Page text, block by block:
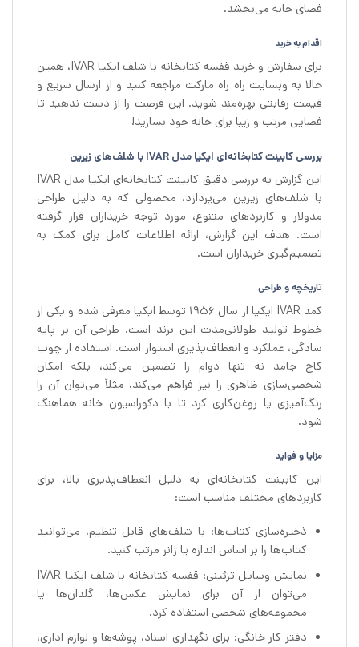
فضای خانه می‌بخشد.
اقدام به خرید
برای سفارش و خرید قفسه کتابخانه با شلف ایکیا IVAR، همین
حالا به وبسایت راه راه مارکت مراجعه کنید و از ارسال سریع و
قیمت رقابتی بهره‌مند شوید. این فرصت را از دست ندهید تا
فضایی مرتب و زیبا برای خانه خود بسازید!
بررسی کابینت کتابخانه‌ای ایکیا مدل IVAR با شلف‌های زیرین
این گزارش به بررسی دقیق کابینت کتابخانه‌ای ایکیا مدل IVAR
با شلف‌های زیرین می‌پردازد، محصولی که به دلیل طراحی
مدولار و کاربردهای متنوع، مورد توجه خریداران قرار گرفته
است. هدف این گزارش، ارائه اطلاعات کامل برای کمک به
تصمیم‌گیری خریداران است.
تاریخچه و طراحی
کمد IVAR ایکیا از سال 1956 توسط ایکیا معرفی شده و یکی از
خطوط تولید طولانی‌مدت این برند است. طراحی آن بر پایه
سادگی، عملکرد و انعطاف‌پذیری استوار است. استفاده از چوب
کاج جامد نه تنها دوام را تضمین می‌کند، بلکه امکان
شخصی‌سازی ظاهری را نیز فراهم می‌کند، مثلاً می‌توان آن را
رنگ‌آمیزی یا روغن‌کاری کرد تا با دکوراسیون خانه هماهنگ
شود.
مزایا و فواید
این کابینت کتابخانه‌ای به دلیل انعطاف‌پذیری بالا، برای
کاربردهای مختلف مناسب است:
ذخیره‌سازی کتاب‌ها: با شلف‌های قابل تنظیم، می‌توانید
کتاب‌ها را بر اساس اندازه یا ژانر مرتب کنید.
نمایش وسایل تزئینی: قفسه کتابخانه با شلف ایکیا IVAR
می‌توان از آن برای نمایش عکس‌ها، گلدان‌ها یا
مجموعه‌های شخصی استفاده کرد.
دفتر کار خانگی: برای نگهداری اسناد، پوشه‌ها و لوازم اداری،